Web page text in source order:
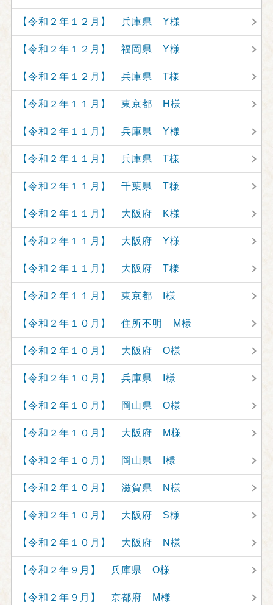
【令和２年１２月】 兵庫県 Y様
【令和２年１２月】 福岡県 Y様
【令和２年１２月】 兵庫県 T様
【令和２年１１月】 東京都 H様
【令和２年１１月】 兵庫県 Y様
【令和２年１１月】 兵庫県 T様
【令和２年１１月】 千葉県 T様
【令和２年１１月】 大阪府 K様
【令和２年１１月】 大阪府 Y様
【令和２年１１月】 大阪府 T様
【令和２年１１月】 東京都 I様
【令和２年１０月】 住所不明 M様
【令和２年１０月】 大阪府 O様
【令和２年１０月】 兵庫県 I様
【令和２年１０月】 岡山県 O様
【令和２年１０月】 大阪府 M様
【令和２年１０月】 岡山県 I様
【令和２年１０月】 滋賀県 N様
【令和２年１０月】 大阪府 S様
【令和２年１０月】 大阪府 N様
【令和２年９月】 兵庫県 O様
【令和２年９月】 京都府 M様